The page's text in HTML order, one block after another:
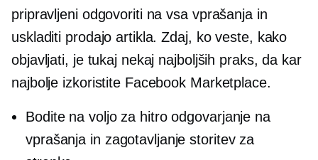
pripravljeni odgovoriti na vsa vprašanja in
uskladiti prodajo artikla. Zdaj, ko veste, kako
objavljati, je tukaj nekaj najboljših praks, da kar
najbolje izkoristite Facebook Marketplace.
Bodite na voljo za hitro odgovarjanje na
vprašanja in zagotavljanje storitev za